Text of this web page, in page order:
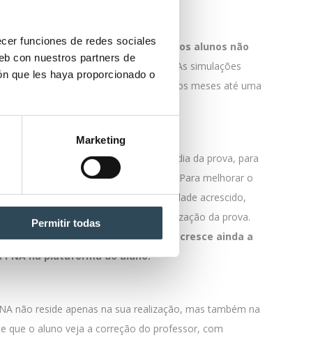
funciones de redes sociales
con nuestros partners de
que les haya proporcionado o
Marketing
Permitir todas
da faculdade,é fundamental que os alunos não
a melhor técnica para a prova
. As simulações
estando presentes desde os primeiros meses até uma
em condições semelhantes às do dia da prova, para
a realização da prova podem trazer. Para melhorar o
simulações com nível de dificuldade acrescido,
o objetivo de “normalizar” a realização da prova.
a preparação da prova, às quais acresce ainda a
na plataforma do aluno.
não reside apenas na sua realização, mas também na
que o aluno veja a correção do professor, com